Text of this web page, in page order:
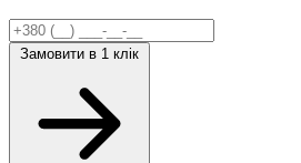
Замовити в 1 клік